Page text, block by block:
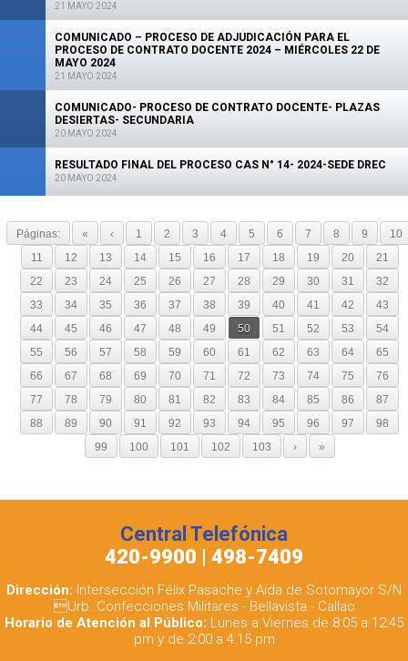
21 MAYO 2024
COMUNICADO – PROCESO DE ADJUDICACIÓN PARA EL
PROCESO DE CONTRATO DOCENTE 2024 – MIÉRCOLES 22 DE
MAYO 2024
21 MAYO 2024
COMUNICADO- PROCESO DE CONTRATO DOCENTE- PLAZAS
DESIERTAS- SECUNDARIA
20 MAYO 2024
RESULTADO FINAL DEL PROCESO CAS N° 14- 2024-SEDE DREC
20 MAYO 2024
Páginas: « ‹ 1 2 3 4 5 6 7 8 9
10
11
12 13 14 15 16 17 18 19 20
21
22
23 24 25 26 27 28 29 30 31
32
33
34 35 36 37 38 39 40 41 42
43
44
45 46 47 48 49 50 51 52 53
54
55
56 57 58 59 60 61 62 63 64
65
66
67 68 69 70 71 72 73 74 75
76
77
78 79 80 81 82 83 84 85 86
87
88
89 90 91 92 93 94 95 96 97
98
99
100 101 102 103 › »
Central Telefónica
420-9900 | 498-7409
Dirección: Intersección Félix Pasache y Aida de Sotomayor S/N
Urb. Confecciones Militares - Bellavista - Callao
Horario de Atención al Público: Lunes a Viernes de 8:05 a 12:45
pm y de 2:00 a 4:15 pm